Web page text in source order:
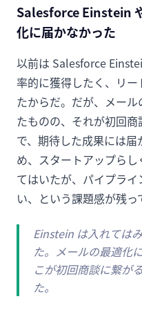
Salesforce Einstein
化に届かなかった
以前は Salesforce
率的に獲得したく、リ
たからだ。だが、メー
たものの、それが初回
で、期待した成果には
め、スタートアップら
てはいたが、パイプラ
い、という課題感が残っ
Einstein は入れては
た。メールの最適化
こが初回商談に繋が
た。